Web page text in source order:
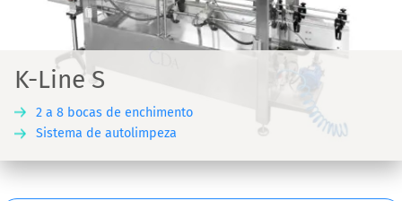
K-Line S
2 a 8 bocas de enchimento
Sistema de autolimpeza